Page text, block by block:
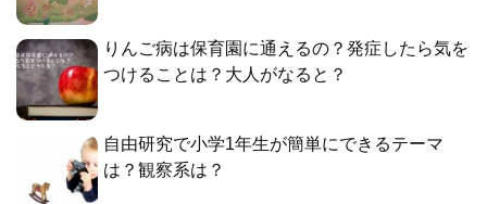
りんご病は保育園に通えるの？発症したら気を
つけることは？大人がなると？
自由研究で小学1年生が簡単にできるテーマ
は？観察系は？